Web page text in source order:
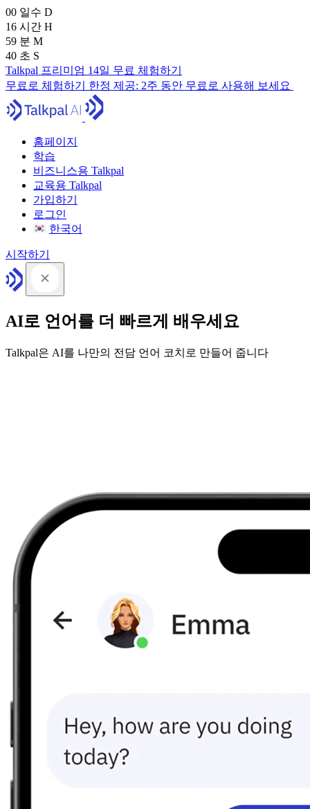
00 일수 D
16 시간 H
59 분 M
39 초 S
Talkpal 프리미엄 14일 무료 체험하기
무료로 체험하기 한정 제공: 2주 동안 무료로 사용해 보세요
홈페이지
학습
비즈니스용 Talkpal
교육용 Talkpal
가입하기
로그인
한국어
시작하기
AI로 언어를 더 빠르게 배우세요
Talkpal은 AI를 나만의 전담 언어 코치로 만들어 줍니다